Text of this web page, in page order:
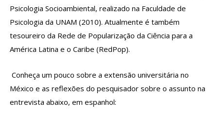
Psicologia Socioambiental, realizado na Faculdade de
Psicologia da UNAM (2010). Atualmente é também
tesoureiro da Rede de Popularização da Ciência para a
América Latina e o Caribe (RedPop).
Conheça um pouco sobre a extensão universitária no
México e as reflexões do pesquisador sobre o assunto na
entrevista abaixo, em espanhol: